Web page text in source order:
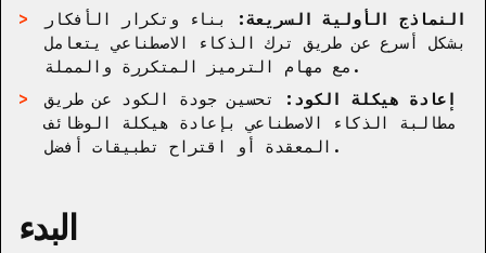
النماذج الأولية السريعة:
بناء وتكرار الأفكار
بشكل أسرع عن طريق ترك الذكاء الاصطناعي يتعامل
مع مهام الترميز المتكررة والمملة.
إعادة هيكلة الكود:
تحسين جودة الكود عن طريق
مطالبة الذكاء الاصطناعي بإعادة هيكلة الوظائف
المعقدة أو اقتراح تطبيقات أفضل.
البدء